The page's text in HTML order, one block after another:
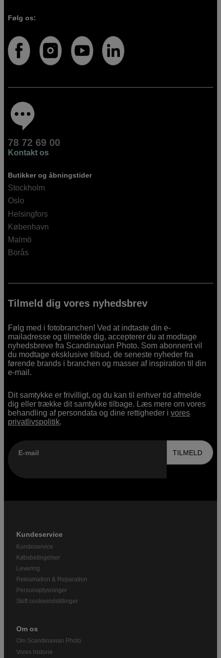
Følg os:
78 72 69 00
Kontakt os
Butikker og åbningstider
Stockholm
Oslo
Helsingfors
København
Malmö
Borås
Tilmeld dig vores nyhedsbrev
Følg med i fotobranchen! Ved at indtaste din e-
mailadresse og tilmelde dig, accepterer du at modtage
nyhedsbreve fra Scandinavian Photo. Som abonnent vil
du modtage eksklusive tilbud, de seneste nyheder fra
førende brands i branchen og masser af inspiration til din
e-mail.
Dit samtykke er frivilligt, og du kan til enhver tid afmelde
dig eller trække dit samtykke tilbage. Læs mere om vores
behandling af persondata og dine rettigheder ivores
privatlivspolitik.
E-mail TILMELD
Kundeservice
Kundeservice
Købsbetingelser
Levering
Reklamation & Reparation
Personoplysninger
Skift cookieindstillinger
Om os
Om Scandinavian Photo
Vores historie